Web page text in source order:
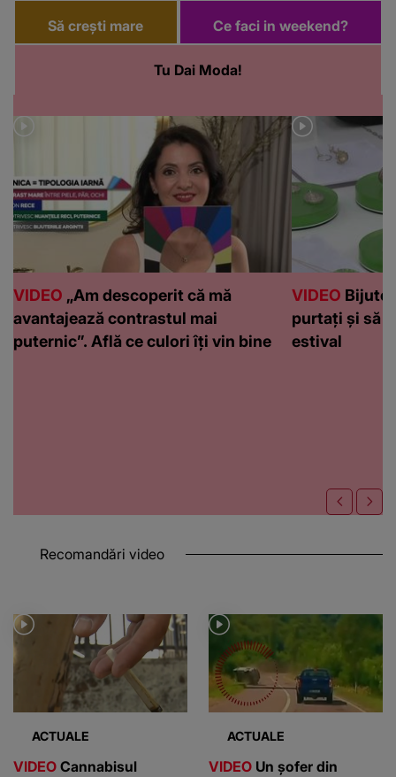
Să crești mare
Tu Dai Moda!
Ce faci in weekend?
VIDEO „Am descoperit că mă
avantajează contrastul mai
puternic”. Află ce culori îți vin bine
VIDEO
purtați și să
estival
Recomandări video
ACTUALE
VIDEO Cannabisul
ACTUALE
VIDEO Un șofer din